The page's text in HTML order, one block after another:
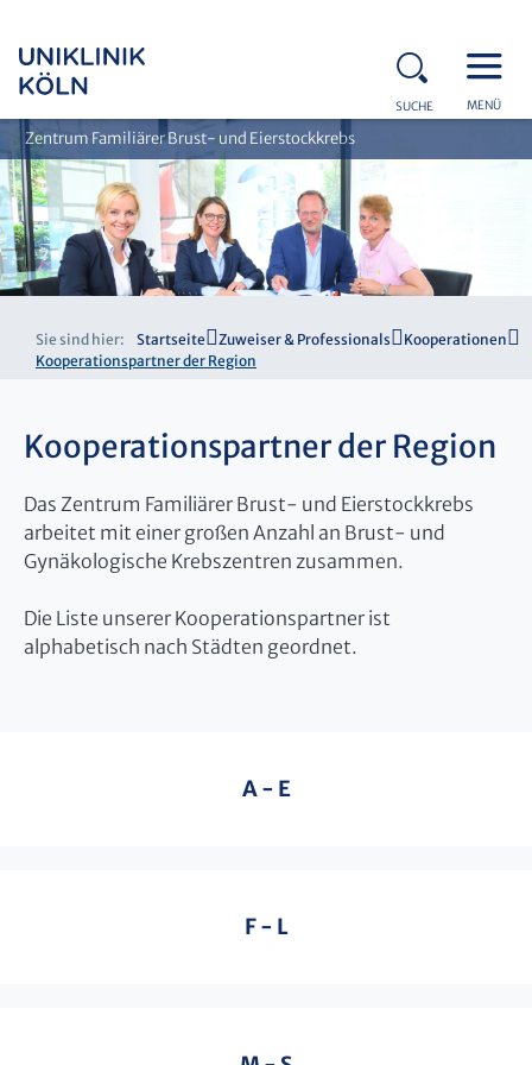
SUCHE MENÜ
Zentrum Familiärer Brust- und Eierstockkrebs
Sie sind hier: Startseite Zuweiser & Professionals
Kooperationen
Kooperationspartner der Region
Kooperationspartner der Region
Das Zentrum Familiärer Brust- und Eierstockkrebs
arbeitet mit einer großen Anzahl an Brust- und
Gynäkologische Krebszentren zusammen.
Die Liste unserer Kooperationspartner ist
alphabetisch nach Städten geordnet.
A - E
F - L